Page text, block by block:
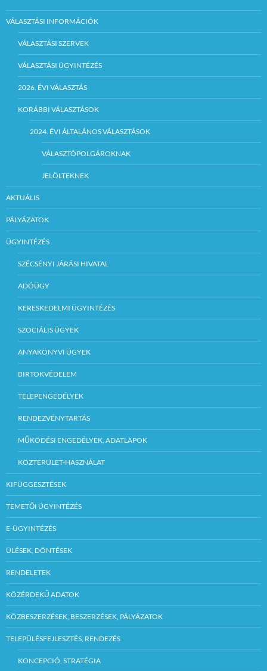
VÁLASZTÁSI INFORMÁCIÓK
VÁLASZTÁSI SZERVEK
VÁLASZTÁSI ÜGYINTÉZÉS
2026. ÉVI VÁLASZTÁS
KORÁBBI VÁLASZTÁSOK
2024. ÉVI ÁLTALÁNOS VÁLASZTÁSOK
VÁLASZTÓPOLGÁROKNAK
JELÖLTEKNEK
AKTUÁLIS
PÁLYÁZATOK
ÜGYINTÉZÉS
SZÉCSÉNYI JÁRÁSI HIVATAL
ADÓÜGY
KERESKEDELMI ÜGYINTÉZÉS
SZOCIÁLIS ÜGYEK
ANYAKÖNYVI ÜGYEK
BIRTOKVÉDELEM
TELEPENGEDÉLYEK
RENDEZVÉNYTARTÁS
MŰKÖDÉSI ENGEDÉLYEK, ADATLAPOK
KÖZTERÜLET-HASZNÁLAT
KIFÜGGESZTÉSEK
TEMETŐI ÜGYINTÉZÉS
E-ÜGYINTÉZÉS
ÜLÉSEK, DÖNTÉSEK
RENDELETEK
KÖZÉRDEKŰ ADATOK
KÖZBESZERZÉSEK, BESZERZÉSEK, PÁLYÁZATOK
TELEPÜLÉSFEJLESZTÉS, RENDEZÉS
KONCEPCIÓ, STRATÉGIA